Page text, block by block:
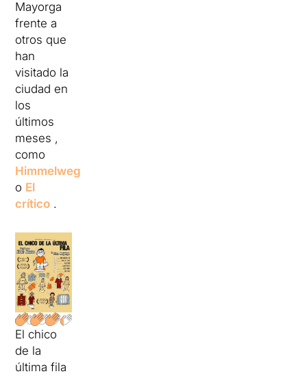
Mayorga
frente a
otros que
han
visitado la
ciudad en
los
últimos
meses ,
como
Himmelweg
o El
crítico .
El chico
de la
última fila